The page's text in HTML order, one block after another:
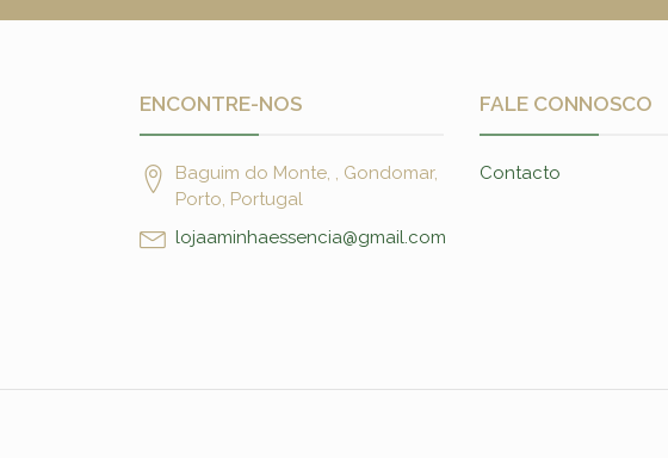
ENCONTRE-NOS
Baguim do Monte, , Gondomar,
Porto, Portugal
lojaaminhaessencia@gmail.com
FALE CONNOSCO
Contacto